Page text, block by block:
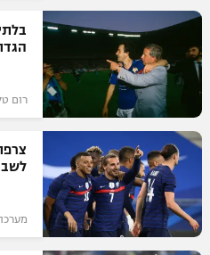
רשיון להקרנה פומבית לבית
הצטרפות לחבילת הערוצים
לוח דרושים – ג'ובנט
תגיות
המגזין
רום טל-
מערכת